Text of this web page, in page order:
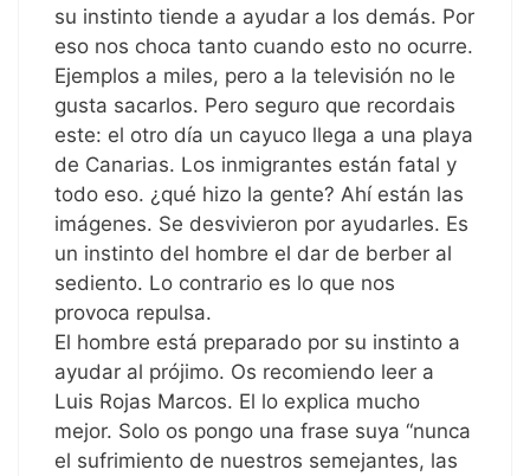
su instinto tiende a ayudar a los demás. Por
eso nos choca tanto cuando esto no ocurre.
Ejemplos a miles, pero a la televisión no le
gusta sacarlos. Pero seguro que recordais
este: el otro día un cayuco llega a una playa
de Canarias. Los inmigrantes están fatal y
todo eso. ¿qué hizo la gente? Ahí están las
imágenes. Se desvivieron por ayudarles. Es
un instinto del hombre el dar de berber al
sediento. Lo contrario es lo que nos
provoca repulsa.
El hombre está preparado por su instinto a
ayudar al prójimo. Os recomiendo leer a
Luis Rojas Marcos. El lo explica mucho
mejor. Solo os pongo una frase suya “nunca
el sufrimiento de nuestros semejantes, las